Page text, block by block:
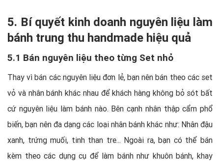
5. Bí quyết kinh doanh nguyên liệu làm
bánh trung thu handmade hiệu quả
5.1 Bán nguyên liệu theo từng Set nhỏ
Thay vì bán các nguyên liệu đơn lẻ, bạn nên bán theo các set
vỏ và nhân bánh khác nhau để khách hàng không bỏ sót bất
cứ nguyên liệu làm bánh nào. Bên cạnh nhân thập cẩm phổ
biến, bạn nên đa dạng các loại nhân bánh khác như: Nhân đậu
xanh, trứng muối, tinh than tre... Ngoài ra, bạn có thể bán
kèm theo các dụng cụ để làm bánh như khuôn bánh, khay